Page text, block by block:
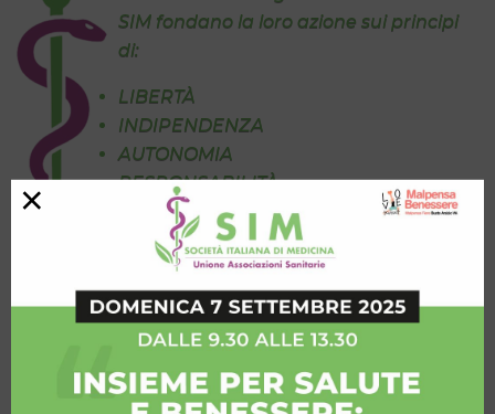
SIM fondano la loro azione sui principi
di:
LIBERTÀ
INDIPENDENZA
AUTONOMIA
RESPONSABILITÀ
secondo le regole dell’Etica e della
Deontologia professionale, senza
sottostare a interessi, imposizioni o
condizionamenti di qualsiasi natura,
che possano potenzialmente
influenzare le scelte sanitarieo
orientare la Ricerca Medica.
×